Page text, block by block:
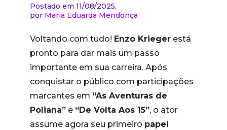
Postado em 11/08/2025,
por Maria Eduarda Mendonça
Voltando com tudo! Enzo Krieger está
pronto para dar mais um passo
importante em sua carreira. Após
conquistar o público com participações
marcantes em “As Aventuras de
Poliana” e “De Volta Aos 15”, o ator
assume agora seu primeiro papel